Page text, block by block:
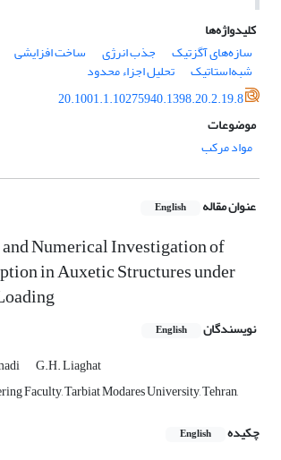
کلیدواژه‌ها
سازه‌های آگزتیک
جذب انرژی ساخت افزایشی
شبه‌استاتیک
تحلیل اجزاء محدود
20.1001.1.10275940.1398.20.2.19.8
موضوعات
مواد مرکب
عنوان مقاله English
Numerical Investigation of
in Auxetic Structures under
نویسندگان English
G.H. Liaghat
Faculty, Tarbiat Modares University, Tehran,
چکیده
English